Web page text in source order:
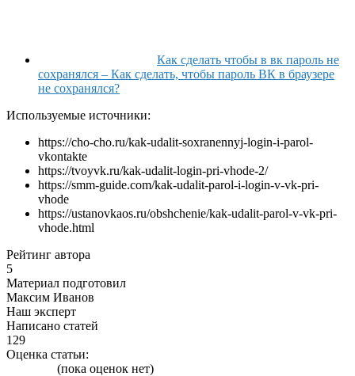
Как сделать чтобы в вк пароль не
сохранялся – Как сделать, чтобы пароль ВК в браузере
не сохранялся?
Используемые источники:
https://cho-cho.ru/kak-udalit-soxranennyj-login-i-parol-
vkontakte
https://tvoyvk.ru/kak-udalit-login-pri-vhode-2/
https://smm-guide.com/kak-udalit-parol-i-login-v-vk-pri-
vhode
https://ustanovkaos.ru/obshchenie/kak-udalit-parol-v-vk-pri-
vhode.html
Рейтинг автора
5
Материал подготовил
Максим Иванов
Наш эксперт
Написано статей
129
Оценка статьи:
(пока оценок нет)